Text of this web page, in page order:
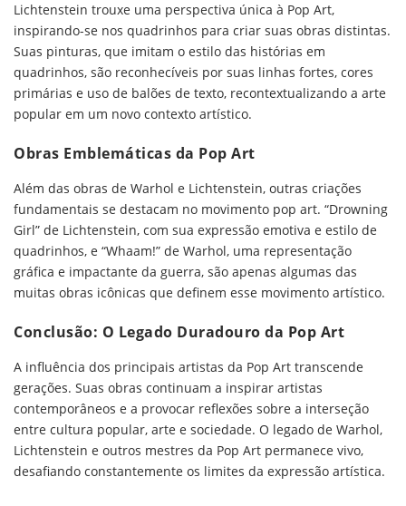
Lichtenstein trouxe uma perspectiva única à Pop Art,
inspirando-se nos quadrinhos para criar suas obras distintas.
Suas pinturas, que imitam o estilo das histórias em
quadrinhos, são reconhecíveis por suas linhas fortes, cores
primárias e uso de balões de texto, recontextualizando a arte
popular em um novo contexto artístico.
Obras Emblemáticas da Pop Art
Além das obras de Warhol e Lichtenstein, outras criações
fundamentais se destacam no movimento pop art. “Drowning
Girl” de Lichtenstein, com sua expressão emotiva e estilo de
quadrinhos, e “Whaam!” de Warhol, uma representação
gráfica e impactante da guerra, são apenas algumas das
muitas obras icônicas que definem esse movimento artístico.
Conclusão: O Legado Duradouro da Pop Art
A influência dos principais artistas da Pop Art transcende
gerações. Suas obras continuam a inspirar artistas
contemporâneos e a provocar reflexões sobre a interseção
entre cultura popular, arte e sociedade. O legado de Warhol,
Lichtenstein e outros mestres da Pop Art permanece vivo,
desafiando constantemente os limites da expressão artística.